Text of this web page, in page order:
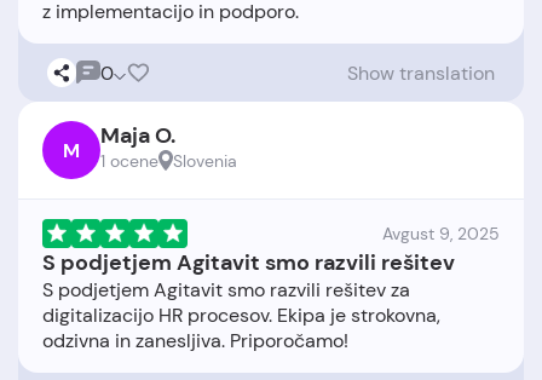
0 Show translation
M Maja O.
1 ocene Slovenia
Avgust 9, 2025
S podjetjem Agitavit smo razvili rešitev
S podjetjem Agitavit smo razvili rešitev za
digitalizacijo HR procesov. Ekipa je strokovna,